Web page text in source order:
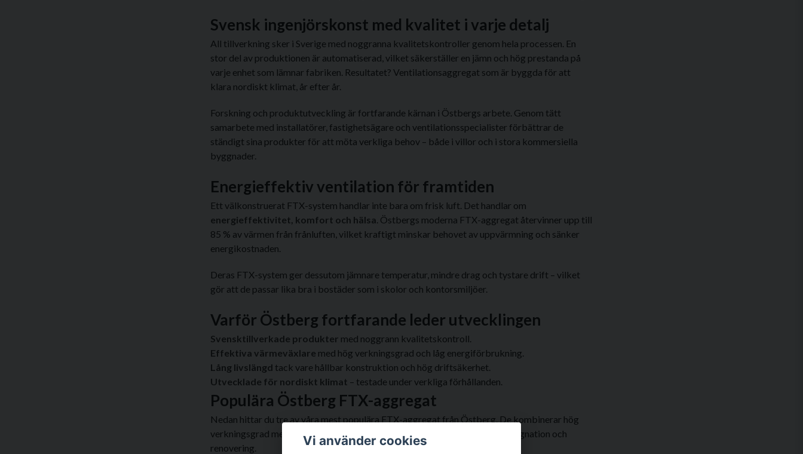
Svensk ingenjörskonst med kvalitet i varje detalj
All tillverkning sker i Sverige med noggranna kvalitetskontroller genom hela processen. En
stor del av produktionen är automatiserad, vilket säkerställer en jämn och hög prestanda på
varje enhet som lämnar fabriken. Resultatet? Ventilationsaggregat som är byggda för att
klara nordiskt klimat, år efter år.
Forskning och produktutveckling är fortfarande kärnan i Östbergs arbete. Genom tätt
samarbete med installatörer, fastighetsägare och ventilationsspecialister förbättrar de
ständigt sina produkter för att möta verkliga behov – både i villor och i stora kommersiella
byggnader.
Energieffektiv ventilation för framtiden
Ett välkonstruerat FTX-system handlar inte bara om frisk luft. Det handlar om
energieffektivitet, komfort och hälsa. Östbergs moderna FTX-aggregat återvinner upp till
85 % av värmen från frånluften, vilket kraftigt minskar behovet av uppvärmning och sänker
energikostnaden.
Deras FTX-system ger dessutom jämnare temperatur, mindre drag och tystare drift – vilket
gör att de passar lika bra i bostäder som i skolor och kontorsmiljöer.
Varför Östberg fortfarande leder utvecklingen
Svensktillverkade produkter med noggrann kvalitetskontroll.
Effektiva värmeväxlare med hög verkningsgrad och låg energiförbrukning.
Lång livslängd tack vare hållbar konstruktion och hög driftsäkerhet.
Utvecklade för nordiskt klimat – testade under verkliga förhållanden.
Populära Östberg FTX-aggregat
Nedan hittar du tre av våra mest populära FTX-aggregat från Östberg. De kombinerar hög
verkningsgrad med tyst drift och enkel installation – perfekt för både nybyggnation och
renovering.
Vi använder cookies